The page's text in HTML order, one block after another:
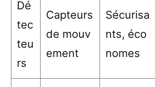
Dé
tec
teu
rs
Capteurs
de mouv
ement
Sécurisa
nts, éco
nomes